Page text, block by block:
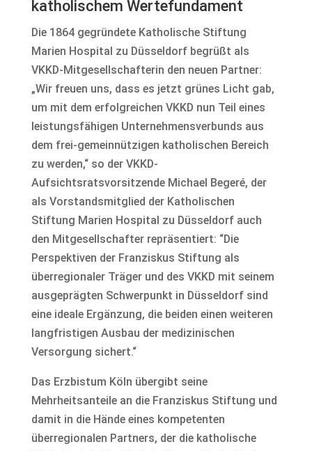
katholischem Wertefundament
Die 1864 gegründete Katholische Stiftung
Marien Hospital zu Düsseldorf begrüßt als
VKKD-Mitgesellschafterin den neuen Partner:
„Wir freuen uns, dass es jetzt grünes Licht gab,
um mit dem erfolgreichen VKKD nun Teil eines
leistungsfähigen Unternehmensverbunds aus
dem frei-gemeinnützigen katholischen Bereich
zu werden,“ so der VKKD-
Aufsichtsratsvorsitzende Michael Begeré, der
als Vorstandsmitglied der Katholischen
Stiftung Marien Hospital zu Düsseldorf auch
den Mitgesellschafter repräsentiert: “Die
Perspektiven der Franziskus Stiftung als
überregionaler Träger und des VKKD mit seinem
ausgeprägten Schwerpunkt in Düsseldorf sind
eine ideale Ergänzung, die beiden einen weiteren
langfristigen Ausbau der medizinischen
Versorgung sichert.“
Das Erzbistum Köln übergibt seine
Mehrheitsanteile an die Franziskus Stiftung und
damit in die Hände eines kompetenten
überregionalen Partners, der die katholische